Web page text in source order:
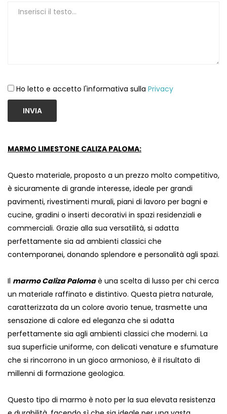
Ho letto e accetto l'informativa sulla Privacy
INVIA
MARMO LIMESTONE CALIZA PALOMA:
Questo materiale, proposto a un prezzo molto competitivo,
è sicuramente di grande interesse, ideale per grandi
pavimenti, rivestimenti murali, piani di lavoro per bagni e
cucine, gradini o inserti decorativi in ​​spazi residenziali e
commerciali. Grazie alla sua versatilità, si adatta
perfettamente sia ad ambienti classici che
contemporanei, donando splendore e personalità agli spazi.
Il marmo Caliza Palomaè una scelta di lusso per chi cerca
un materiale raffinato e distintivo. Questa pietra naturale,
caratterizzata da un colore avorio tenue, trasmette una
sensazione di calore ed eleganza che si adatta
perfettamente sia agli ambienti classici che moderni. La
sua superficie uniforme, con delicati venature e sfumature
che si rincorrono in un gioco armonioso, è il risultato di
millenni di formazione geologica.
Questo tipo di marmo è noto per la sua elevata resistenza